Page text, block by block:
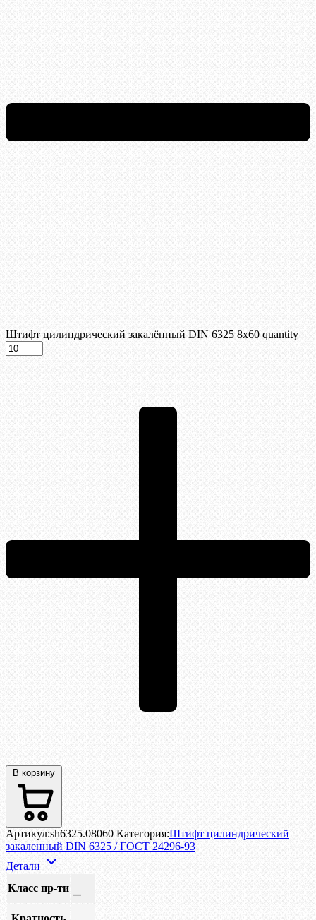
Штифт цилиндрический закалённый DIN 6325 8х60 quantity
В корзину
Артикул:sh6325.08060 Категория:Штифт цилиндрический
закаленный DIN 6325 / ГОСТ 24296-93
Детали
Класс пр-ти —